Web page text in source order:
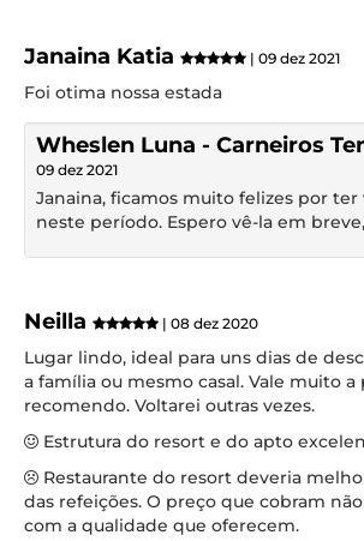
Janaina Katia | 09 dez 2021
Foi otima nossa estada
Wheslen Luna - Carneiros
09 dez 2021
Janaina, ficamos muito felizes por ter
neste período. Espero vê-la em
Neilla | 08 dez 2020
Lugar lindo, ideal para uns dias de
a família ou mesmo casal. Vale muito a
recomendo. Voltarei outras vezes.
Estrutura do resort e do apto
Restaurante do resort deveria
das refeições. O preço que cobram
com a qualidade que oferecem.